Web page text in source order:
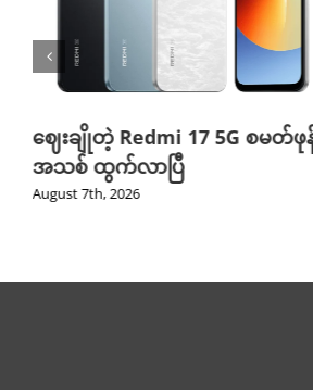
ဈေးချိုတဲ့ Redmi 17 5G စမတ်ဖု
အသစ် ထွက်လာပြီ
August 7th, 2026